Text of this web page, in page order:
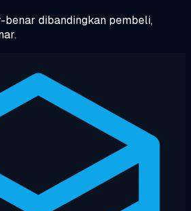
benar dibandingkan pembeli,